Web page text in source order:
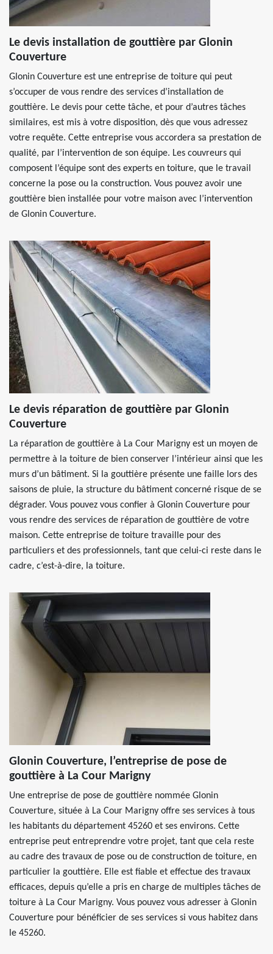
Le devis installation de gouttière par Glonin
Couverture
Glonin Couverture est une entreprise de toiture qui peut
s’occuper de vous rendre des services d’installation de
gouttière. Le devis pour cette tâche, et pour d’autres tâches
similaires, est mis à votre disposition, dès que vous adressez
votre requête. Cette entreprise vous accordera sa prestation de
qualité, par l’intervention de son équipe. Les couvreurs qui
composent l’équipe sont des experts en toiture, que le travail
concerne la pose ou la construction. Vous pouvez avoir une
gouttière bien installée pour votre maison avec l’intervention
de Glonin Couverture.
Le devis réparation de gouttière par Glonin
Couverture
La réparation de gouttière à La Cour Marigny est un moyen de
permettre à la toiture de bien conserver l’intérieur ainsi que les
murs d’un bâtiment. Si la gouttière présente une faille lors des
saisons de pluie, la structure du bâtiment concerné risque de se
dégrader. Vous pouvez vous confier à Glonin Couverture pour
vous rendre des services de réparation de gouttière de votre
maison. Cette entreprise de toiture travaille pour des
particuliers et des professionnels, tant que celui-ci reste dans le
cadre, c’est-à-dire, la toiture.
Glonin Couverture, l’entreprise de pose de
gouttière à La Cour Marigny
Une entreprise de pose de gouttière nommée Glonin
Couverture, située à La Cour Marigny offre ses services à tous
les habitants du département 45260 et ses environs. Cette
entreprise peut entreprendre votre projet, tant que cela reste
au cadre des travaux de pose ou de construction de toiture, en
particulier la gouttière. Elle est fiable et effectue des travaux
efficaces, depuis qu’elle a pris en charge de multiples tâches de
toiture à La Cour Marigny. Vous pouvez vous adresser à Glonin
Couverture pour bénéficier de ses services si vous habitez dans
le 45260.